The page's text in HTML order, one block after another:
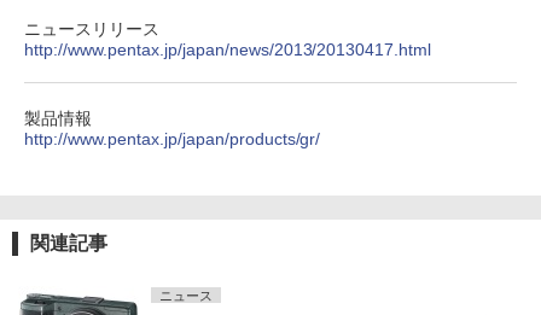
ニュースリリース
http://www.pentax.jp/japan/news/2013/20130417.html
製品情報
http://www.pentax.jp/japan/products/gr/
関連記事
ニュース